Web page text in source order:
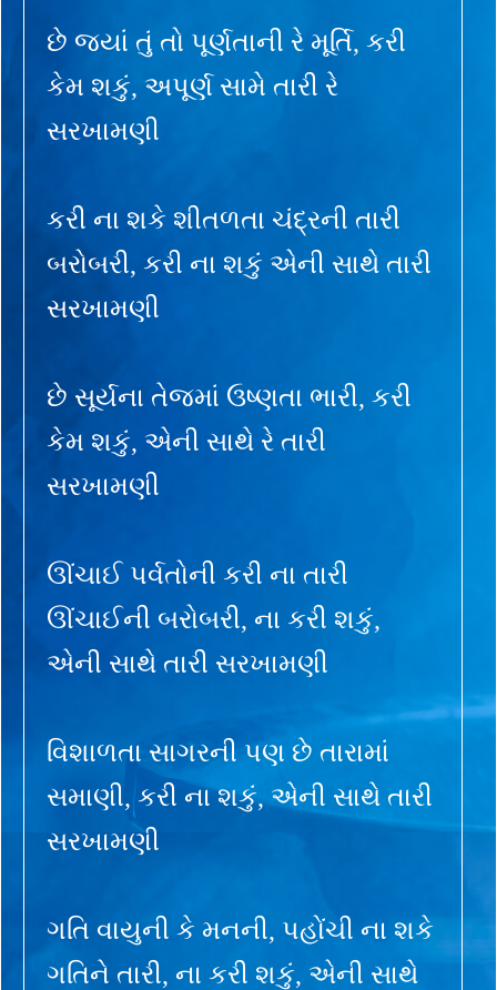
છે જ્યાં તું તો પૂર્ણતાની રે મૂર્તિ, કરી
કેમ શકું, અપૂર્ણ સામે તારી રે
સરખામણી
કરી ના શકે શીતળતા ચંદ્રની તારી
બરોબરી, કરી ના શકું એની સાથે તારી
સરખામણી
છે સૂર્યના તેજમાં ઉષ્ણતા ભારી, કરી
કેમ શકું, એની સાથે રે તારી
સરખામણી
ઊંચાઈ પર્વતોની કરી ના તારી
ઊંચાઈની બરોબરી, ના કરી શકું,
એની સાથે તારી સરખામણી
વિશાળતા સાગરની પણ છે તારામાં
સમાણી, કરી ના શકું, એની સાથે તારી
સરખામણી
ગતિ વાયુની કે મનની, પહોંચી ના શકે
ગતિને તારી, ના કરી શકું, એની સાથે